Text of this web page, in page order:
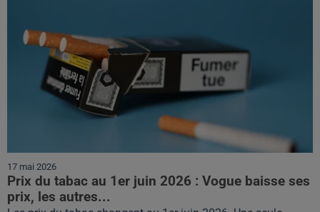
17 mai 2026
Prix du tabac au 1er juin 2026 : Vogue baisse ses
prix, les autres...